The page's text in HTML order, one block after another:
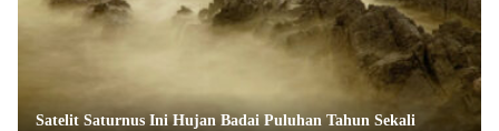
Satelit Saturnus Ini Hujan Badai Puluhan Tahun Sekali